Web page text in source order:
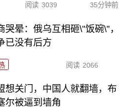
阅读 3039 35分钟前
哭晕：俄乌互相砸\"饭碗\"，
已没有后方
阅读 2066
想关门，中国人就翻墙，布
尔被逼到墙角